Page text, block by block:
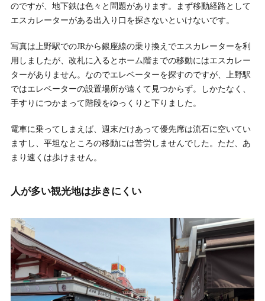
のですが、地下鉄は色々と問題があります。まず移動経路として
エスカレーターがある出入り口を探さないといけないです。
写真は上野駅でのJRから銀座線の乗り換えでエスカレーターを利
用しましたが、改札に入るとホーム階までの移動にはエスカレー
ターがありません。なのでエレベーターを探すのですが、上野駅
ではエレベーターの設置場所が遠くて見つからず。しかたなく、
手すりにつかまって階段をゆっくりと下りました。
電車に乗ってしまえば、週末だけあって優先席は流石に空いてい
ますし、平坦なところの移動には苦労しませんでした。ただ、あ
まり速くは歩けません。
人が多い観光地は歩きにくい